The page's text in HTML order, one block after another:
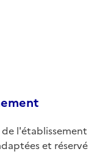
de l'établissement
et réservé